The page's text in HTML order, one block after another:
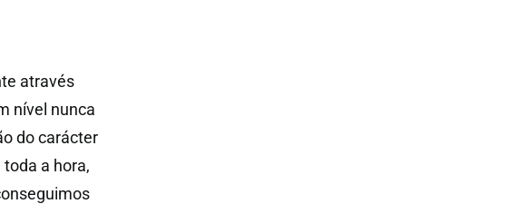
através
nível nunca
do carácter
a hora,